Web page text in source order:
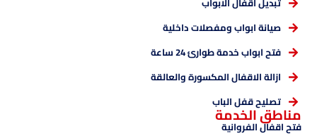
صيانة ابواب ومفصلات داخلية
فتح ابواب خدمة طوارئ 24 ساعة
ازالة الاقفال المكسورة والعالقة
تصليح قفل الباب
مناطق الخدمة
فتح اقفال الفروانية